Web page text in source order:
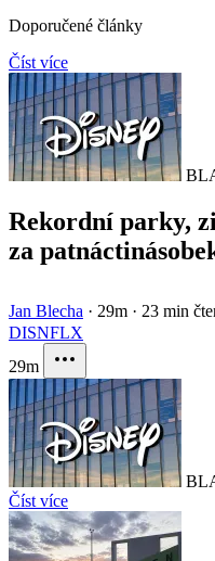
Doporučené články
Číst více
Rekordní parky,
za
Jan Blecha · 29m · 23 min
DISNFLX
29m
Číst více